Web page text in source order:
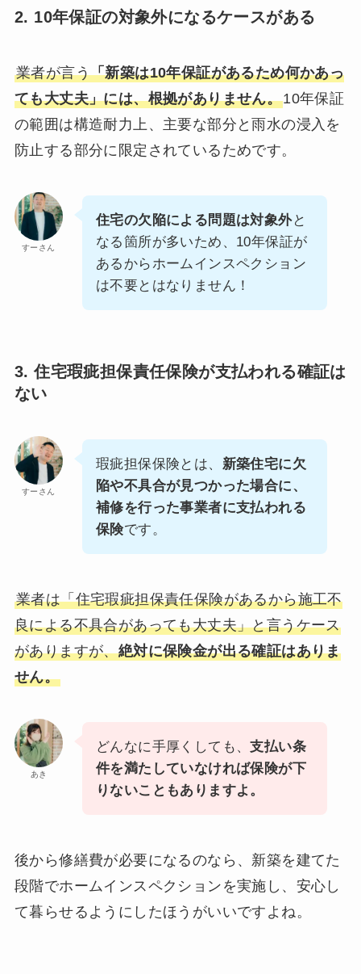
2. 10年保証の対象外になるケースがある
業者が言う「新築は10年保証があるため何かあっ
ても大丈夫」には、根拠がありません。10年保証
の範囲は構造耐力上、主要な部分と雨水の浸入を
防止する部分に限定されているためです。
すーさん
住宅の欠陥による問題は対象外と
なる箇所が多いため、10年保証が
あるからホームインスペクション
は不要とはなりません！
3. 住宅瑕疵担保責任保険が支払われる確証は
ない
すーさん
瑕疵担保保険とは、 新築住宅に欠
陥や不具合が見つかった場合に、
補修を行った事業者に支払われる
保険です。
業者は「住宅瑕疵担保責任保険があるから施工不
良による不具合があっても大丈夫」と言うケース
がありますが、絶対に保険金が出る確証はありま
せん。
あき
どんなに手厚くしても、支払い条
件を満たしていなければ保険が下
りないこともありますよ。
後から修繕費が必要になるのなら、新築を建てた
段階でホームインスペクションを実施し、安心し
て暮らせるようにしたほうがいいですよね。